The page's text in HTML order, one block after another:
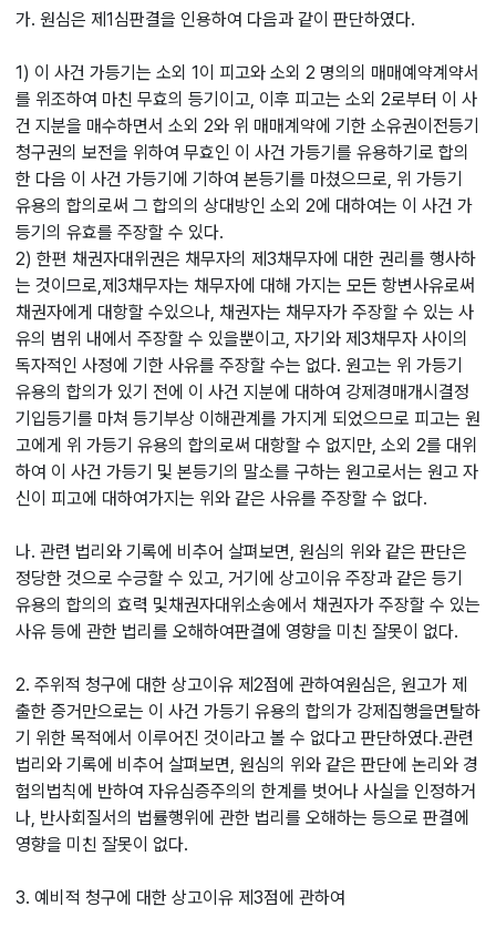
가. 원심은 제1심판결을 인용하여 다음과 같이 판단하였다.
1) 이 사건 가등기는 소외 1이 피고와 소외 2 명의의 매매예약계약서
를 위조하여 마친 무효의 등기이고, 이후 피고는 소외 2로부터 이 사
건 지분을 매수하면서 소외 2와 위 매매계약에 기한 소유권이전등기
청구권의 보전을 위하여 무효인 이 사건 가등기를 유용하기로 합의
한 다음 이 사건 가등기에 기하여 본등기를 마쳤으므로, 위 가등기
유용의 합의로써 그 합의의 상대방인 소외 2에 대하여는 이 사건 가
등기의 유효를 주장할 수 있다.
2) 한편 채권자대위권은 채무자의 제3채무자에 대한 권리를 행사하
는 것이므로,제3채무자는 채무자에 대해 가지는 모든 항변사유로써
채권자에게 대항할 수있으나, 채권자는 채무자가 주장할 수 있는 사
유의 범위 내에서 주장할 수 있을뿐이고, 자기와 제3채무자 사이의
독자적인 사정에 기한 사유를 주장할 수는 없다. 원고는 위 가등기
유용의 합의가 있기 전에 이 사건 지분에 대하여 강제경매개시결정
기입등기를 마쳐 등기부상 이해관계를 가지게 되었으므로 피고는 원
고에게 위 가등기 유용의 합의로써 대항할 수 없지만, 소외 2를 대위
하여 이 사건 가등기 및 본등기의 말소를 구하는 원고로서는 원고 자
신이 피고에 대하여가지는 위와 같은 사유를 주장할 수 없다.
나. 관련 법리와 기록에 비추어 살펴보면, 원심의 위와 같은 판단은
정당한 것으로 수긍할 수 있고, 거기에 상고이유 주장과 같은 등기
유용의 합의의 효력 및채권자대위소송에서 채권자가 주장할 수 있는
사유 등에 관한 법리를 오해하여판결에 영향을 미친 잘못이 없다.
2. 주위적 청구에 대한 상고이유 제2점에 관하여원심은, 원고가 제
출한 증거만으로는 이 사건 가등기 유용의 합의가 강제집행을면탈하
기 위한 목적에서 이루어진 것이라고 볼 수 없다고 판단하였다.관련
법리와 기록에 비추어 살펴보면, 원심의 위와 같은 판단에 논리와 경
험의법칙에 반하여 자유심증주의의 한계를 벗어나 사실을 인정하거
나, 반사회질서의 법률행위에 관한 법리를 오해하는 등으로 판결에
영향을 미친 잘못이 없다.
3. 예비적 청구에 대한 상고이유 제3점에 관하여